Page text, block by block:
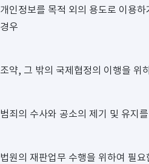
개인정보를 목적 외의 용도로 이용
경우
조약, 그 밖의 국제협정의 이행을 위
범죄의 수사와 공소의 제기 및 유지
법원의 재판업무 수행을 위하여 필요